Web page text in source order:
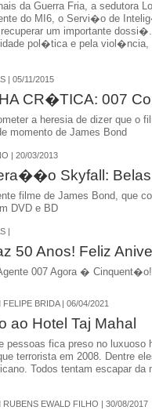
da Guerra Fria, a sedutora
do MI6, o Servi�o de
recuperar um importante
pol�tica e pela viol�ncia,
| 05/11/2015
CR�TICA: 007
a heresia de dizer que
momento de James Bond
| 20/03/2013
Skyfall:
filme de James Bond, que
DVD e BD
|
50 Anos! Feliz
007 Agora � Cinquent�o!
BRIDA | 06/04/2021
ao Hotel Taj Mahal
pessoas fica preso no luxuoso
terrorista em 2008. Dentre
Todos tentam escapar da
RUBENS EWALD FILHO | 30/08/2017